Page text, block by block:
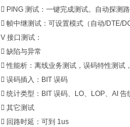
 PING 测试：一键完成测试。自动探测
 帧中继测试：可设置模式（自动/DTE/
V 接口测试：
 缺陷与异常
 性能析：离线业务测试，误码特性测试
 误码插入：BIT 误码
 统计类型：BIT 误码、LO、LOP、AI 告
 其它测试
 回路时延：可到 1us